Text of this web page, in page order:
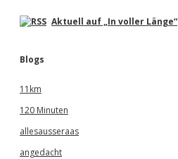
Aktuell auf „In voller Länge“
Blogs
11km
120 Minuten
allesausseraas
angedacht